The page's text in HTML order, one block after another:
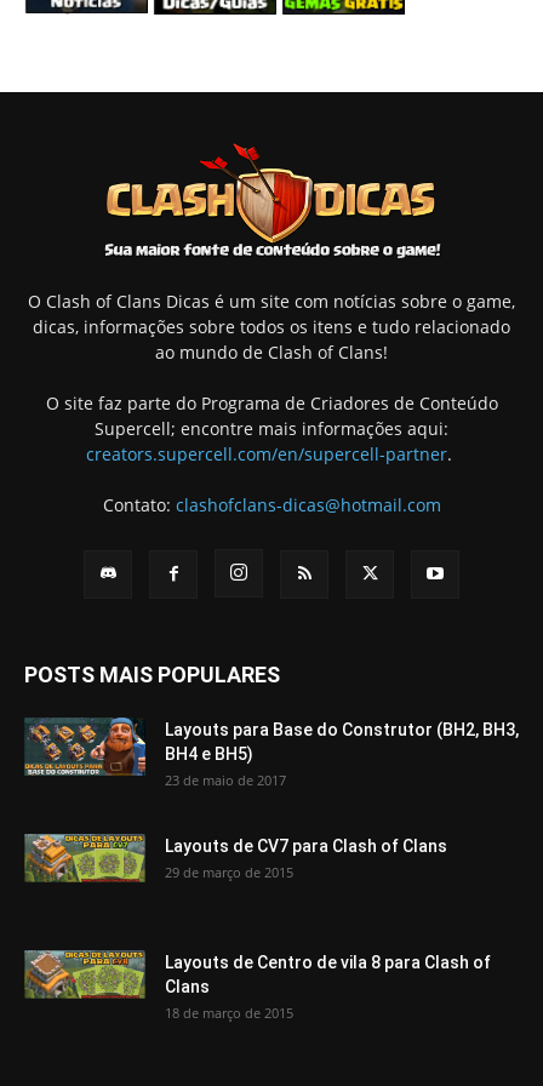
O Clash of Clans Dicas é um site com notícias sobre o game,
dicas, informações sobre todos os itens e tudo relacionado
ao mundo de Clash of Clans!
O site faz parte do Programa de Criadores de Conteúdo
Supercell; encontre mais informações aqui:
creators.supercell.com/en/supercell-partner.
Contato: clashofclans-dicas@hotmail.com
POSTS MAIS POPULARES
Layouts para Base do Construtor (BH2, BH3,
BH4 e BH5)
23 de maio de 2017
Layouts de CV7 para Clash of Clans
29 de março de 2015
Layouts de Centro de vila 8 para Clash of
Clans
18 de março de 2015